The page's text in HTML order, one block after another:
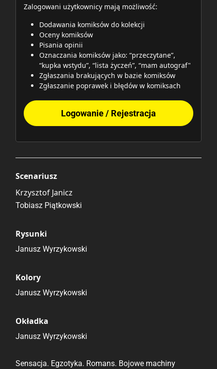
Zalogowani użytkownicy mają możliwość:
Dodawania komiksów do kolekcji
Oceny komiksów
Pisania opinii
Oznaczania komiksów jako: “przeczytane”,
“kupka wstydu”, “lista życzeń”, “mam autograf"
Zgłaszania brakujących w bazie komiksów
Zgłaszanie poprawek i błędów w komiksach
Logowanie / Rejestracja
Scenariusz
Krzysztof Janicz
Tobiasz Piątkowski
Rysunki
Janusz Wyrzykowski
Kolory
Janusz Wyrzykowski
Okładka
Janusz Wyrzykowski
Sensacja. Egzotyka. Romans. Bojowe machiny